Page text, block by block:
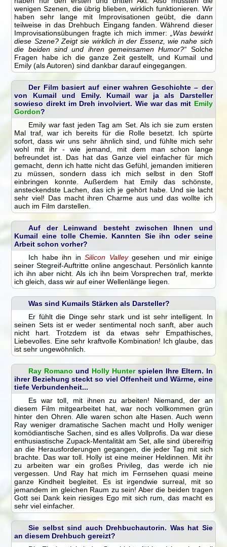
wenigen Szenen, die übrig blieben, wirklich funktionieren. Wir
haben sehr lange mit Improvisationen geübt, die dann
teilweise in das Drehbuch Eingang fanden. Während dieser
Improvisationsübungen fragte ich mich immer:
„Was bewirkt
diese Szene? Zeigt sie wirklich in der Essenz, wie nahe sich
die beiden sind und ihren gemeinsamen Humor?“ Solche
Fragen habe ich die ganze Zeit gestellt, und Kumail und
Emily (als Autoren) sind dankbar darauf eingegangen.
Der Film basiert auf einer wahren Geschichte – der
von Kumail und Emily. Kumail war ja als Darsteller
sowieso direkt im Dreh involviert. Wie war das mit Emily
Gordon?
Emily war fast jeden Tag am Set. Als ich sie zum ersten
Mal traf, war ich bereits für die Rolle besetzt. Ich spürte
sofort, dass wir uns sehr ähnlich sind, und fühlte mich sehr
wohl mit ihr - wie jemand, mit dem man schon lange
befreundet ist. Das hat das Ganze viel einfacher für mich
gemacht, denn ich hatte nicht das Gefühl, jemanden imitieren
zu müssen, sondern dass ich mich selbst in den Stoff
einbringen konnte. Außerdem hat Emily das schönste,
ansteckendste Lachen, das ich je gehört habe. Und sie lacht
sehr viel! Das macht ihren Charme aus und das wollte ich
auch im Film darstellen.
Auf der Leinwand besteht zwischen Ihnen und
Kumail eine tolle Chemie. Kannten Sie ihn oder seine
Arbeit schon vorher?
Ich habe ihn inSilicon Valleygesehen und mir einige
seiner Stegreif-Auftritte online angeschaut. Persönlich kannte
ich ihn aber nicht. Als ich ihn beim Vorsprechen traf, merkte
ich gleich, dass wir auf einer Wellenlänge liegen.
Was sind Kumails Stärken als Darsteller?
Er fühlt die Dinge sehr stark und ist sehr intelligent. In
seinen Sets ist er weder sentimental noch sanft, aber auch
nicht hart. Trotzdem ist da etwas sehr Empathisches,
Liebevolles. Eine sehr kraftvolle Kombination! Ich glaube, das
ist sehr ungewöhnlich.
Ray Romano und Holly Hunterspielen Ihre Eltern. In
ihrer Beziehung steckt so viel Offenheit und Wärme, eine
tiefe Verbundenheit...
Es war toll, mit ihnen zu arbeiten! Niemand, der an
diesem Film mitgearbeitet hat, war noch vollkommen grün
hinter den Ohren. Alle waren schon alte Hasen. Auch wenn
Ray weniger dramatische Sachen macht und Holly weniger
komödiantische Sachen, sind es alles Vollprofis. Da war diese
enthusiastische Zupack-Mentalität am Set, alle sind übereifrig
an die Herausforderungen gegangen, die jeder Tag mit sich
brachte. Das war toll. Holly ist eine meiner Heldinnen. Mit ihr
zu arbeiten war ein großes Privileg, das werde ich nie
vergessen. Und Ray hat mich im Fernsehen quasi meine
ganze Kindheit begleitet. Es ist irgendwie surreal, mit so
jemandem im gleichen Raum zu sein! Aber die beiden tragen
Gott sei Dank kein riesiges Ego mit sich rum, das macht es
sehr viel einfacher.
Sie selbst sind auch Drehbuchautorin. Was hat Sie
an diesem Drehbuch gereizt?